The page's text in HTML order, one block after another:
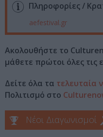
Πληροφορίες /
aefestival.gr
Ακολουθήστε το
μάθετε πρώτοι όλες τις
Δείτε όλα τα τελευταία
Πολιτισμό στο
Νέοι Διαγωνισμοί